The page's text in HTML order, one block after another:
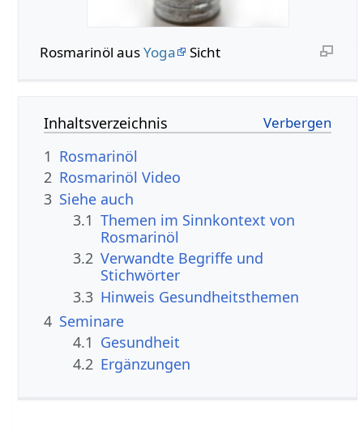
Rosmarinöl ausYoga Sicht
Inhaltsverzeichnis
1 Rosmarinöl
2 Rosmarinöl Video
3 Siehe auch
3.1 Themen im Sinnkontext von
Rosmarinöl
3.2 Verwandte Begriffe und
Stichwörter
3.3 Hinweis Gesundheitsthemen
4 Seminare
4.1 Gesundheit
4.2 Ergänzungen